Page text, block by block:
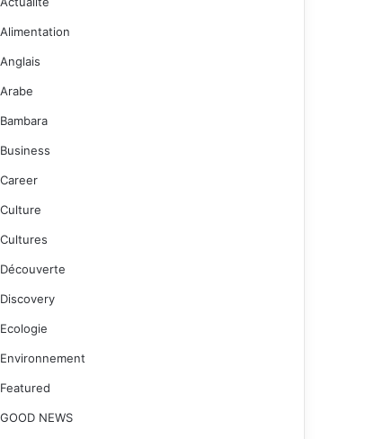
Alimentation
Anglais
Arabe
Bambara
Business
Career
Culture
Cultures
Découverte
Discovery
Ecologie
Environnement
Featured
GOOD NEWS